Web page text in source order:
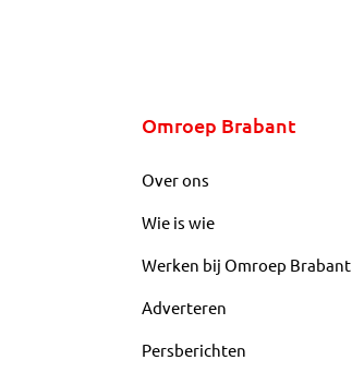
Omroep Brabant
Over ons
Wie is wie
Werken bij Omroep Brabant
Adverteren
Persberichten